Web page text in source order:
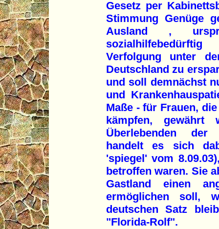
Gesetz per
Stimmung Genüge
Ausland ,
Verfolgung unter
Deutschland zu
und soll demnächst
und
Maße - für Frauen,
kämpfen, gewährt
Überlebenden der
handelt es sich
'spiegel' vom
betroffen waren. Sie
Gastland einen
ermöglichen soll,
deutschen Satz
"Florida-Rolf".